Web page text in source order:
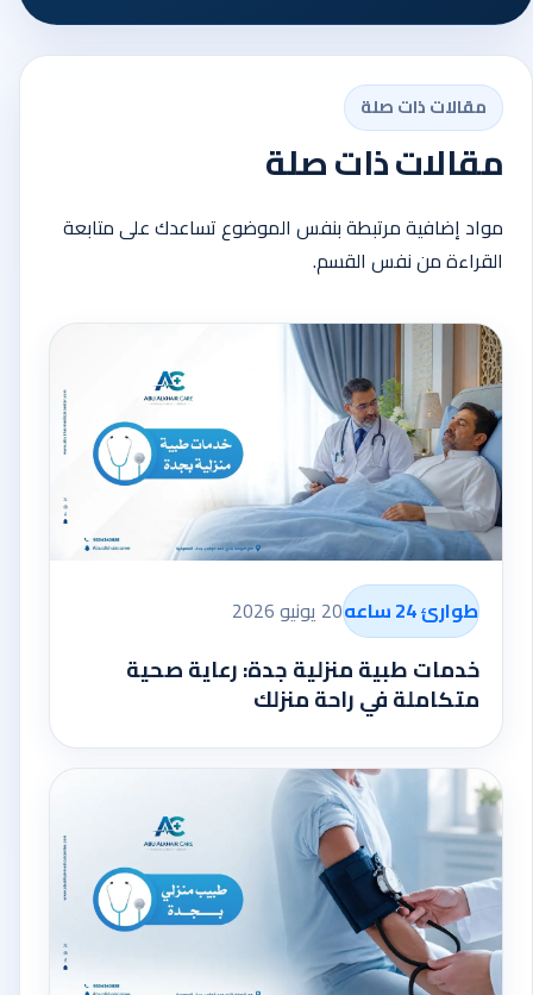
مقالات ذات صلة
مقالات ذات صلة
مواد إضافية مرتبطة بنفس الموضوع تساعدك على متابعة
القراءة من نفس القسم.
طوارئ 24 ساعه 20 يونيو 2026
خدمات طبية منزلية جدة: رعاية صحية
متكاملة في راحة منزلك